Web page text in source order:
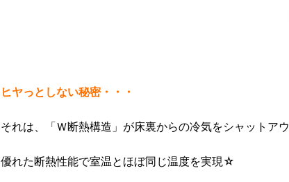
ヒヤっとしない秘密・・・
それは、「Ｗ断熱構造」が床裏からの冷気をシャットア
優れた断熱性能で室温とほぼ同じ温度を実現☆